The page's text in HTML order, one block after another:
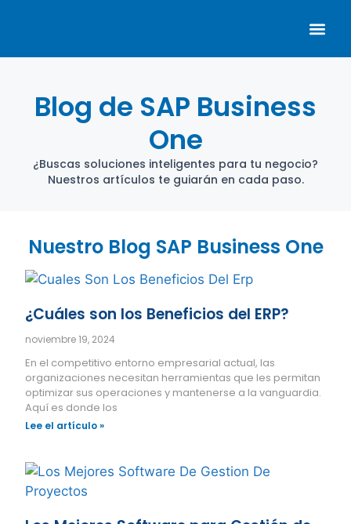
Blog de SAP Business
One
¿Buscas soluciones inteligentes para tu negocio?
Nuestros artículos te guiarán en cada paso.
Nuestro Blog SAP Business One
¿Cuáles son los Beneficios del ERP?
noviembre 19, 2024
En el competitivo entorno empresarial actual, las
organizaciones necesitan herramientas que les permitan
optimizar sus operaciones y mantenerse a la vanguardia.
Aquí es donde los
Lee el artículo »